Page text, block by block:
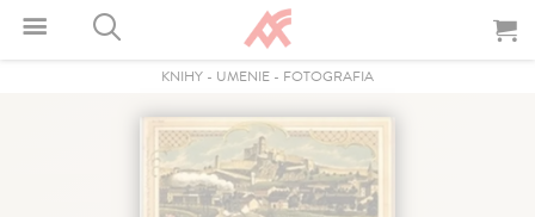
KNIHY - UMENIE - FOTOGRAFIA